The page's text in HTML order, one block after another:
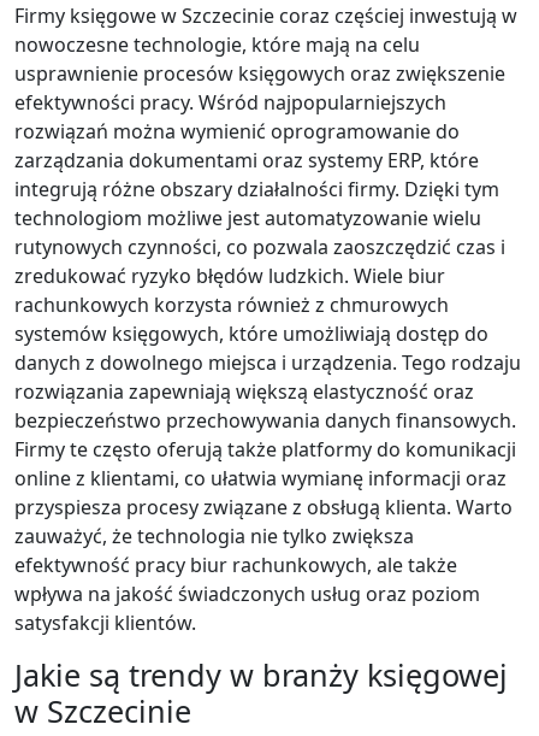
Firmy księgowe w Szczecinie coraz częściej inwestują w
nowoczesne technologie, które mają na celu
usprawnienie procesów księgowych oraz zwiększenie
efektywności pracy. Wśród najpopularniejszych
rozwiązań można wymienić oprogramowanie do
zarządzania dokumentami oraz systemy ERP, które
integrują różne obszary działalności firmy. Dzięki tym
technologiom możliwe jest automatyzowanie wielu
rutynowych czynności, co pozwala zaoszczędzić czas i
zredukować ryzyko błędów ludzkich. Wiele biur
rachunkowych korzysta również z chmurowych
systemów księgowych, które umożliwiają dostęp do
danych z dowolnego miejsca i urządzenia. Tego rodzaju
rozwiązania zapewniają większą elastyczność oraz
bezpieczeństwo przechowywania danych finansowych.
Firmy te często oferują także platformy do komunikacji
online z klientami, co ułatwia wymianę informacji oraz
przyspiesza procesy związane z obsługą klienta. Warto
zauważyć, że technologia nie tylko zwiększa
efektywność pracy biur rachunkowych, ale także
wpływa na jakość świadczonych usług oraz poziom
satysfakcji klientów.
Jakie są trendy w branży księgowej
w Szczecinie